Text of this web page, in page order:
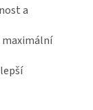
a
maximální